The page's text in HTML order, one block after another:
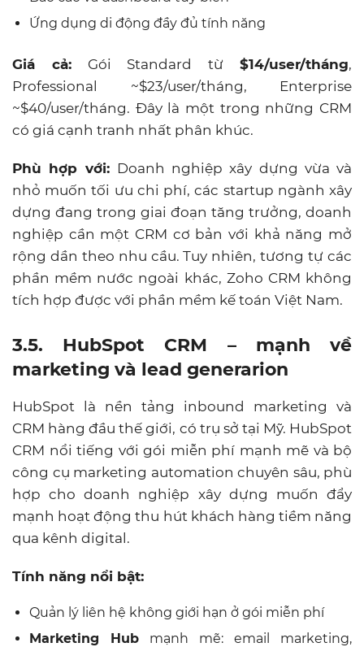
Ứng dụng di động đầy đủ tính năng
Giá cả:Gói Standard từ$14/user/tháng,
Professional ~$23/user/tháng, Enterprise
~$40/user/tháng. Đây là một trong những CRM
có giá cạnh tranh nhất phân khúc.
Phù hợp với: Doanh nghiệp xây dựng vừa và
nhỏ muốn tối ưu chi phí, các startup ngành xây
dựng đang trong giai đoạn tăng trưởng, doanh
nghiệp cần một CRM cơ bản với khả năng mở
rộng dần theo nhu cầu. Tuy nhiên, tương tự các
phần mềm nước ngoài khác, Zoho CRM không
tích hợp được với phần mềm kế toán Việt Nam.
3.5. HubSpot CRM – mạnh về
marketing và lead generarion
HubSpot là nền tảng inbound marketing và
CRM hàng đầu thế giới, có trụ sở tại Mỹ. HubSpot
CRM nổi tiếng với gói miễn phí mạnh mẽ và bộ
công cụ marketing automation chuyên sâu, phù
hợp cho doanh nghiệp xây dựng muốn đẩy
mạnh hoạt động thu hút khách hàng tiềm năng
qua kênh digital.
Tính năng nổi bật:
Quản lý liên hệ không giới hạn ở gói miễn phí
Marketing Hub mạnh mẽ: email marketing,